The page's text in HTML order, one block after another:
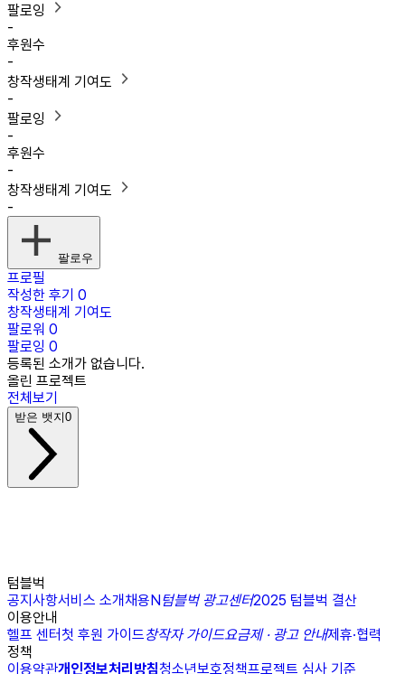
팔로잉
-
후원수
-
창작생태계 기여도
-
팔로잉
-
후원수
-
창작생태계 기여도
-
팔로우
프로필
작성한 후기 0
창작생태계 기여도
팔로워 0
팔로잉 0
등록된 소개가 없습니다.
올린 프로젝트
전체보기
받은 뱃지0
텀블벅
공지사항서비스 소개채용N텀블벅 광고센터2025 텀블벅 결산
이용안내
헬프 센터첫 후원 가이드창작자 가이드요금제 · 광고 안내제휴·협력
정책
이용약관개인정보처리방침청소년보호정책프로젝트 심사 기준